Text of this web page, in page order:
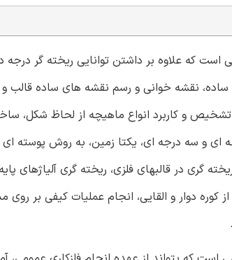
آموزش شغل: ریخته گر درجه 1 کسی است که علاوه بر داشتن
ساده، نقشه خوانی و رسم نقشه های ساده
و کاربرد انواع ماهیچه از لحاظ شکل،
ای و سه درجه ای، یکتا زمین، به روش پوسته
گری در قالبهای فلزی، ریخته گری آلیاژهای
دوار و القایی، انجام عملیات کیفی بر